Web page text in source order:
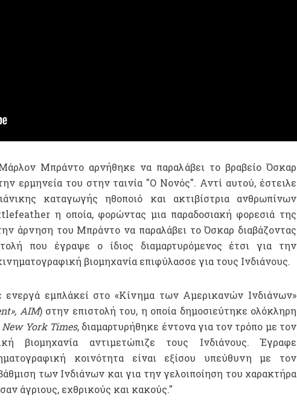
Μπράντο αρνήθηκε να παραλάβει το βραβείο Όσκαρ
ερμηνεία του στην ταινία "Ο Νονός". Αντί αυτού, έστειλε
καταγωγής ηθοποιό και ακτιβίστρια ανθρωπίνων
η οποία, φορώντας μια παραδοσιακή φορεσιά της
άρνηση του Μπράντο να παραλάβει το Όσκαρ διαβάζοντας
που έγραψε ο ίδιος διαμαρτυρόμενος έτσι για την
βιομηχανία επιφύλασσε για τους Ινδιάνους.
εμπλάκεί στο «Κίνημα των Αμερικανών Ινδιάνων»
AIM) στην επιστολή του, η οποία δημοσιεύτηκε ολόκληρη
New York Times, διαμαρτυρήθηκε έντονα για τον τρόπο με τον
βιομηχανία αντιμετώπιζε τους Ινδιάνους. Έγραφε
κοινότητα είναι εξίσου υπεύθυνη με τον
των Ινδιάνων και για την γελοιποίηση του χαρακτήρα
άγριους, εχθρικούς και κακούς."